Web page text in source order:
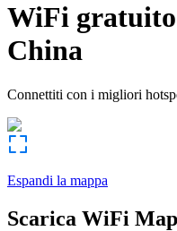
WiFi
China
Connettiti con i migliori
Espandi la mappa
Scarica WiFi Map